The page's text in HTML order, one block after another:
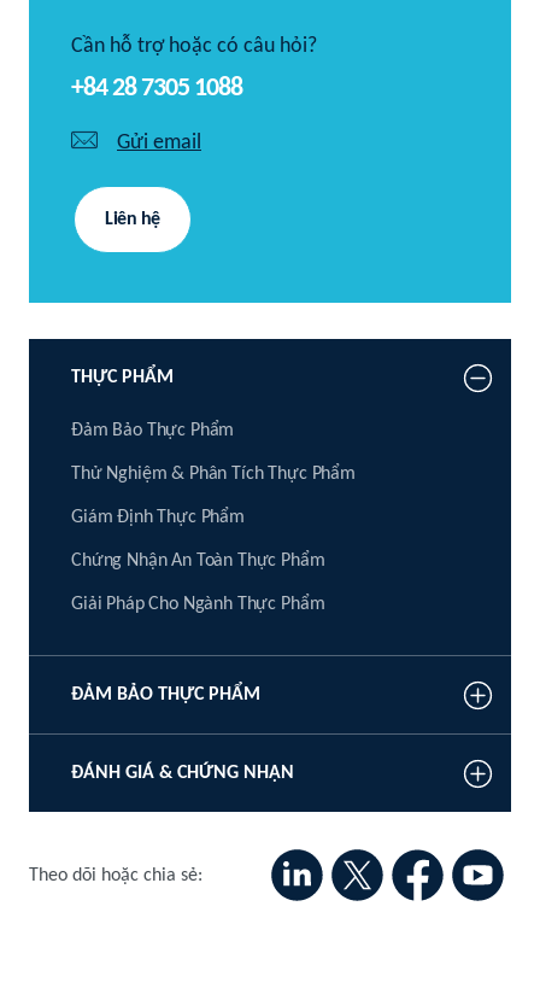
Cần hỗ trợ hoặc có câu hỏi?
+84 28 7305 1088
Gửi email
Liên hệ
THỰC PHẨM
Đảm Bảo Thực Phẩm
Thử Nghiệm & Phân Tích Thực Phẩm
Giám Định Thực Phẩm
Chứng Nhận An Toàn Thực Phẩm
Giải Pháp Cho Ngành Thực Phẩm
ĐẢM BẢO THỰC PHẨM
ĐÁNH GIÁ & CHỨNG NHẬN
Theo dõi hoặc chia sẻ: